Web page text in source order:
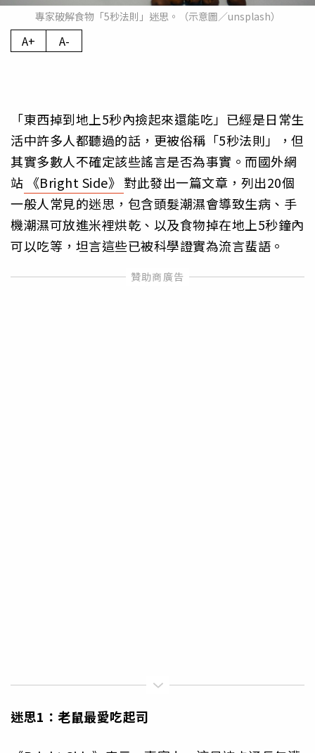
專家破解食物「5秒法則」迷思。（示意圖／unsplash）
A+ A-
「東西掉到地上5秒內撿起來還能吃」已經是日常生
活中許多人都聽過的話，更被俗稱「5秒法則」，但
其實多數人不確定該些謠言是否為事實。而國外網
站 《Bright Side》 對此發出一篇文章，列出20個
一般人常見的迷思，包含頭髮潮濕會導致生病、手
機潮濕可放進米裡烘乾、以及食物掉在地上5秒鐘內
可以吃等，坦言這些已被科學證實為流言蜚語。
迷思1：老鼠最愛吃起司